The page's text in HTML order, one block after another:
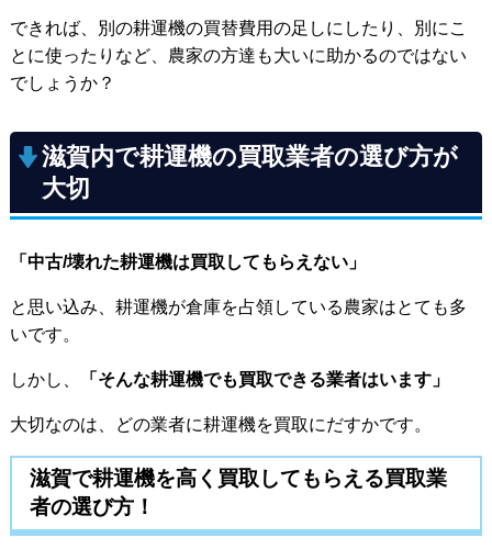
できれば、別の耕運機の買替費用の足しにしたり、別にこ
とに使ったりなど、農家の方達も大いに助かるのではない
でしょうか？
滋賀内で耕運機の買取業者の選び方が
大切
「中古/壊れた耕運機は買取してもらえない」
と思い込み、耕運機が倉庫を占領している農家はとても多
いです。
しかし、 「そんな耕運機でも買取できる業者はいます」
大切なのは、どの業者に耕運機を買取にだすかです。
滋賀で耕運機を高く買取してもらえる買取業
者の選び方！